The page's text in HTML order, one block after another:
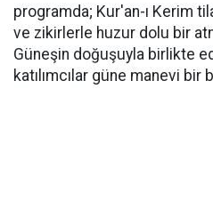
programda; Kur'an-ı Kerim
ve zikirlerle huzur dolu bir
Güneşin doğuşuyla birlikte
katılımcılar güne manevi bir